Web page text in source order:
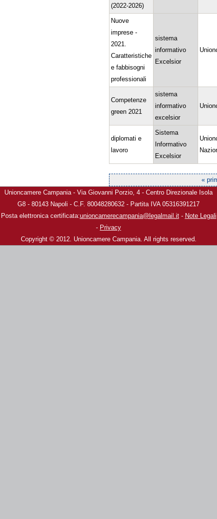
(2022-2026)
Nuove
imprese -
2021.
Caratteristiche
e fabbisogni
professionali
sistema
informativo
Excelsior
Competenze
green 2021
sistema
informativo
excelsior
diplomati e
lavoro
Sistema
Informativo
Excelsior
«
Unioncamere Campania - Via Giovanni Porzio, 4 - Centro Direzionale Isola
G8 - 80143 Napoli - C.F. 80048280632 - Partita IVA 05316391217
Posta elettronica certificata:unioncamerecampania@legalmail.it- Note Legali
- Privacy
Copyright © 2012. Unioncamere Campania. All rights reserved.